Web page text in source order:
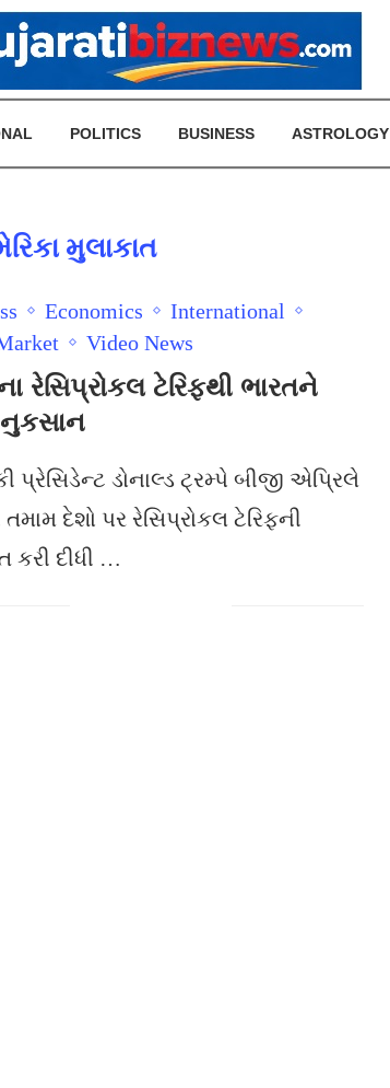
POLITICS BUSINESS ASTROLOGY
મુલાકાત
Economics
International
Video News
રેસિપ્રોકલ ટેરિફથી ભારતને
પ્રેસિડેન્ટ ડોનાલ્ડ ટ્રમ્પે બીજી એપ્રિલે
તમામ દેશો પર રેસિપ્રોકલ ટેરિફની
કરી દીધી …